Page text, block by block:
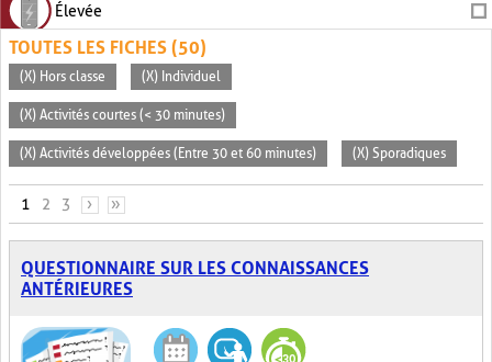
Élevée
TOUTES LES FICHES (50)
(X) Hors classe (X) Individuel
(X) Activités courtes (< 30 minutes)
(X) Activités développées (Entre 30 et 60 minutes) (X) Sporadiques
PAGES
1 2 3 › »
QUESTIONNAIRE SUR LES CONNAISSANCES
ANTÉRIEURES